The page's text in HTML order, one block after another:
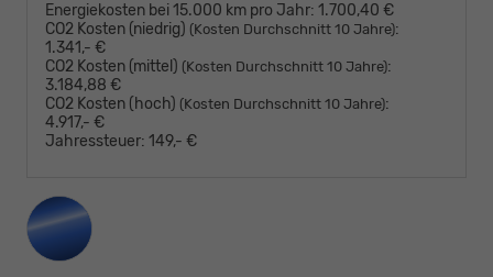
Energiekosten bei 15.000 km pro Jahr: 1.700,40 €
CO2 Kosten (niedrig) (Kosten Durchschnitt 10 Jahre):
1.341,- €
CO2 Kosten (mittel) (Kosten Durchschnitt 10 Jahre):
3.184,88 €
CO2 Kosten (hoch) (Kosten Durchschnitt 10 Jahre):
4.917,- €
Jahressteuer: 149,- €